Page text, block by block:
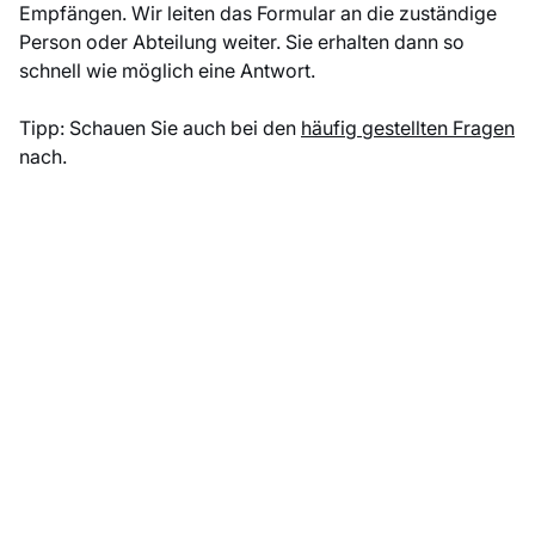
Empfängen. Wir leiten das Formular an die zuständige
Person oder Abteilung weiter. Sie erhalten dann so
schnell wie möglich eine Antwort.
Tipp: Schauen Sie auch bei den häufig gestellten Fragen
nach.